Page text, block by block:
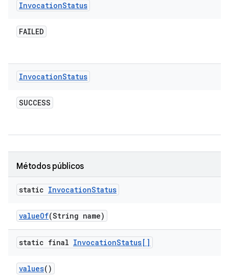
InvocationStatus
FAILED
InvocationStatus
SUCCESS
Métodos públicos
static InvocationStatus
valueOf(String name)
static final InvocationStatus[]
values()